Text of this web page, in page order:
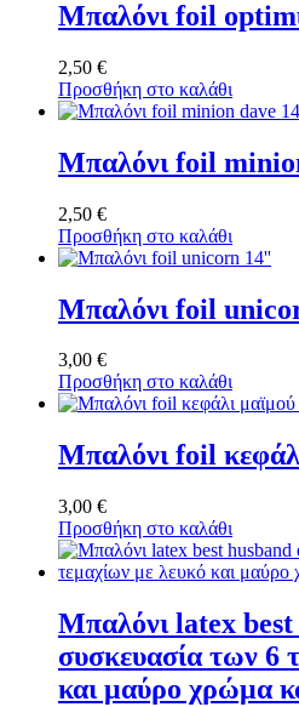
Μπαλόνι foil
2,50 €
Προσθήκη στο καλάθι
Μπαλόνι foil
2,50 €
Προσθήκη στο καλάθι
Μπαλόνι foil
3,00 €
Προσθήκη στο καλάθι
Μπαλόνι foil
3,00 €
Προσθήκη στο καλάθι
Μπαλόνι latex
συσκευασία των 6
και μαύρο χρώμα